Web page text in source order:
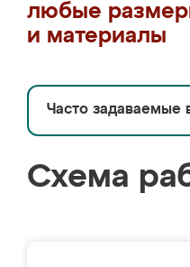
любые
и материалы
Часто задаваемые
Схема